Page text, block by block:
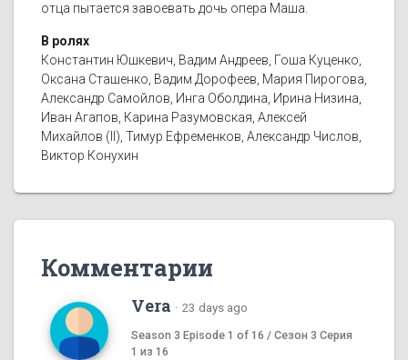
отца пытается завоевать дочь опера Маша.
В ролях
Константин Юшкевич, Вадим Андреев, Гоша Куценко,
Оксана Сташенко, Вадим Дорофеев, Мария Пирогова,
Александр Самойлов, Инга Оболдина, Ирина Низина,
Иван Агапов, Карина Разумовская, Алексей
Михайлов (II), Тимур Ефременков, Александр Числов,
Виктор Конухин
Комментарии
Vera · 23 days ago
Season 3 Episode 1 of 16 / Сезон 3 Серия
1 из 16